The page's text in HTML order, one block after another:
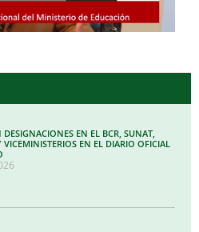
EN EL BCR, SUNAT,
VICEMINISTERIOS EN EL DIARIO OFICIAL